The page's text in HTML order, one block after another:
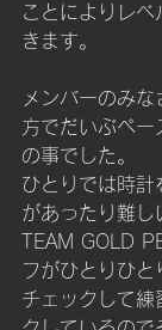
ことによりレベ
きます。
メンバーのみ
方でだいぶペー
の事でした。
ひとりでは時計
があったり難し
TEAM GOLD
フがひとりひと
チェックして練